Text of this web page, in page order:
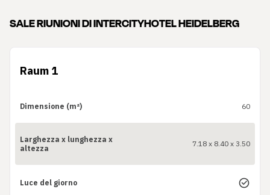
SALE RIUNIONI DI INTERCITYHOTEL HEIDELBERG
Raum 1
Dimensione (m²) 60
Larghezza x lunghezza x
altezza
7.18 x 8.40 x 3.50
Luce del giorno